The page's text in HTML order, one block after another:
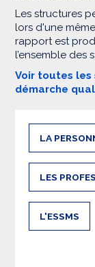
Les structures
lors d'une
rapport est
l’ensemble des
Voir toutes
démarche
LA
LES
L'ESSMS